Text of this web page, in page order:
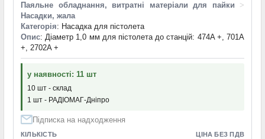
Паяльне обладнання, витратні матеріали для пайки
>
Насадки, жала
Категорія: Насадка для пістолета
Опис: Діаметр 1,0 мм для пістолета до станцій: 474A +, 701A
+, 2702A +
у наявності: 11 шт
10 шт - склад
1 шт - РАДІОМАГ-Дніпро
Підписка на надходження
КІЛЬКІСТЬ ЦІНА БЕЗ ПДВ